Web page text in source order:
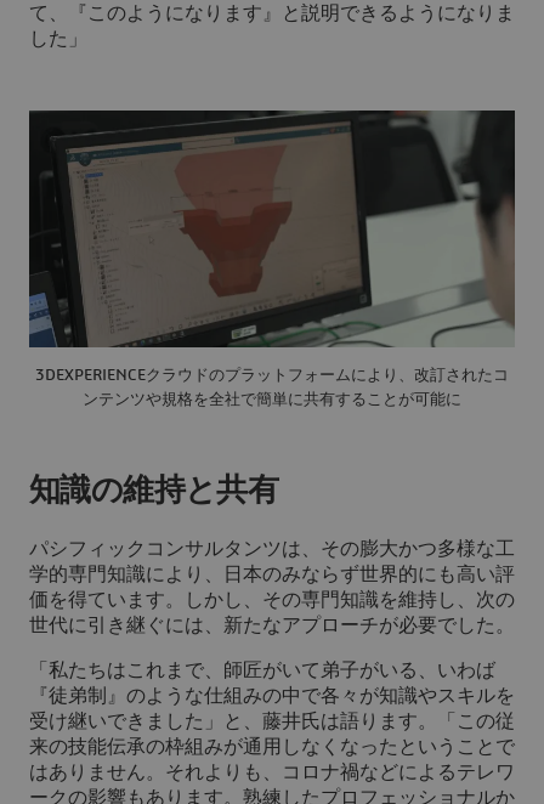
て、『このようになります』と説明できるようになりま
した」
3DEXPERIENCEクラウドのプラットフォームにより、改訂されたコ
ンテンツや規格を全社で簡単に共有することが可能に
知識の維持と共有
パシフィックコンサルタンツは、その膨大かつ多様な工
学的専門知識により、日本のみならず世界的にも高い評
価を得ています。しかし、その専門知識を維持し、次の
世代に引き継ぐには、新たなアプローチが必要でした。
「私たちはこれまで、師匠がいて弟子がいる、いわば
『徒弟制』のような仕組みの中で各々が知識やスキルを
受け継いできました」と、藤井氏は語ります。「この従
来の技能伝承の枠組みが通用しなくなったということで
はありません。それよりも、コロナ禍などによるテレワ
ークの影響もあります。熟練したプロフェッショナルか